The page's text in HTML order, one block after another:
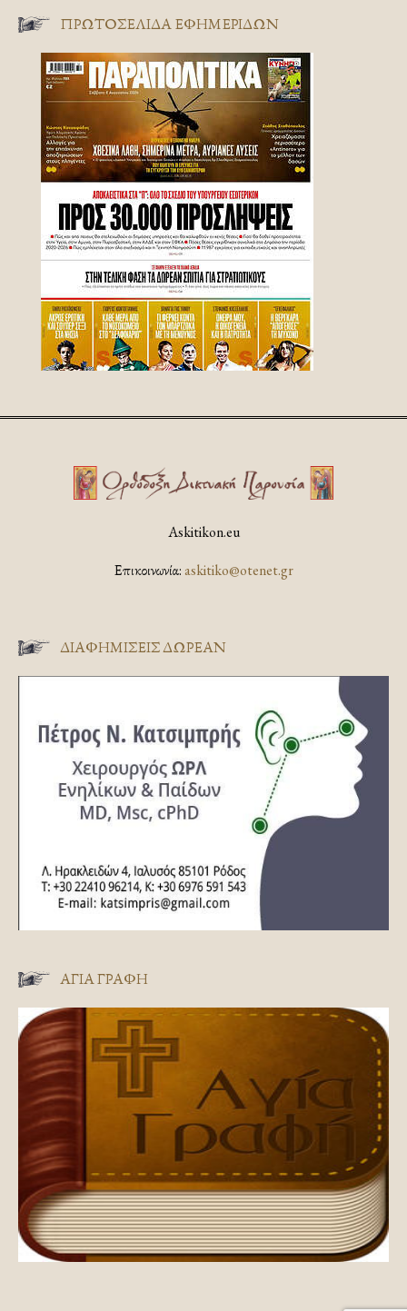
ΠΡΩΤΟΣΈΛΙΔΑ ΕΦΗΜΕΡΊΔΩΝ
Askitikon.eu
Επικοινωνία:askitiko@otenet.gr
ΔΙΑΦΗΜΊΣΕΙΣ ΔΩΡΕΆΝ
ΑΓΊΑ ΓΡΑΦΉ